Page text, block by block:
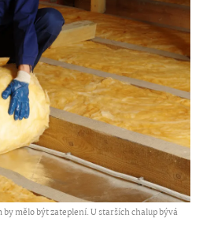
mělo být zateplení. U starších chalup bývá